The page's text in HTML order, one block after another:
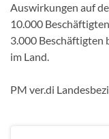
Auswirkungen auf
10.000
3.000 Beschäftigten
im Land.
PM ver.di